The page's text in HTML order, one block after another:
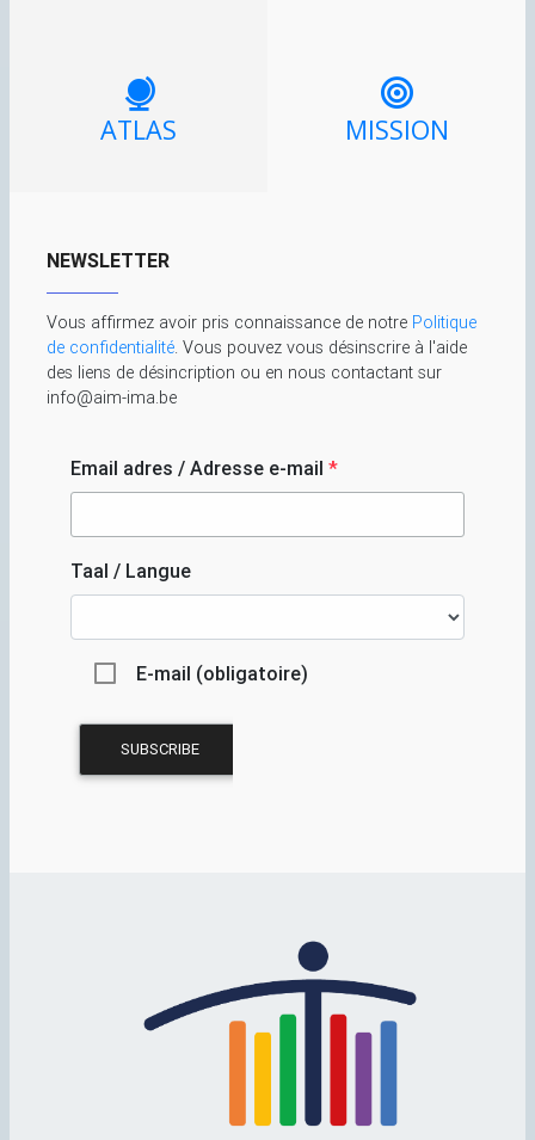
ATLAS MISSION
NEWSLETTER
Vous affirmez avoir pris connaissance de notre Politique
de confidentialité. Vous pouvez vous désinscrire à l'aide
des liens de désincription ou en nous contactant sur
info@aim-ima.be
Email adres / Adresse e-mail *
Taal / Langue
E-mail (obligatoire)